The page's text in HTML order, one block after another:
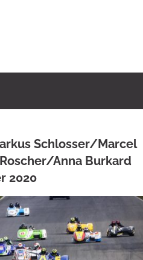
Schlosser/Marcel
Anna Burkard
2020